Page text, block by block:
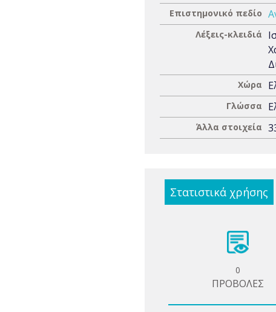
Επιστημονικό πεδίο
Λέξεις-κλειδιά
Χώρα
Γλώσσα
Άλλα στοιχεία
Στατιστικά χρήσης
0
ΠΡΟΒΟΛΕΣ